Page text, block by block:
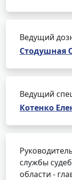
Ведущий
Стодушная
Ведущий
Котенко
службы
области -